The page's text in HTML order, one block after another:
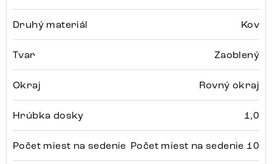
Druhý materiál Kov
Tvar Zaoblený
Okraj Rovný okraj
Hrúbka dosky 1,0
Počet miest na sedenie Počet miest na sedenie 10